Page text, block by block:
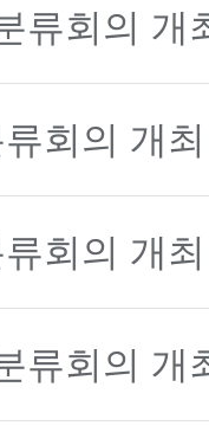
류회의 개
회의 개
회의 개
류회의 개